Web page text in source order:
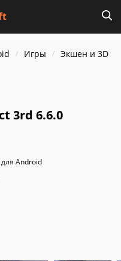
Игры
Экшен и 3D
3rd 6.6.0
Android